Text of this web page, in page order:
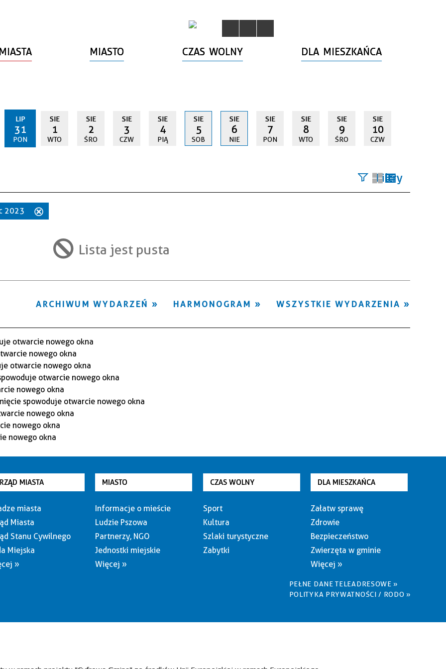
MIASTO CZAS WOLNY DLA MIESZKAŃCA
LIP
31
PON
SIE
1
WTO
SIE
2
ŚRO
SIE
3
CZW
SIE
4
PIĄ
SIE
5
SOB
SIE
6
NIE
SIE
7
PON
SIE
8
WTO
SIE
9
ŚRO
SIE
10
CZW
Filtry
Miejsce
2023
Lista jest pusta
WSZYSTKIE WYDARZENIA
HARMONOGRAM
ARCHIWUM WYDARZEŃ
MIASTA
miasta
Miasta
Stanu Cywilnego
Miejska
»
MIASTO
Informacje o mieście
Ludzie Pszowa
Partnerzy, NGO
Jednostki miejskie
Więcej »
CZAS WOLNY
Sport
Kultura
Szlaki turystyczne
Zabytki
DLA MIESZKAŃCA
Załatw sprawę
Zdrowie
Bezpieczeństwo
Zwierzęta w gminie
Więcej »
PEŁNE DANE TELEADRESOWE »
POLITYKA PRYWATNOŚCI / RODO »